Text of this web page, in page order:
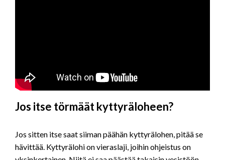
Jos itse törmäät kyttyräloheen?
Jos sitten itse saat siiman päähän kyttyrälohen, pitää se
hävittää. Kyttyrälohi on vieraslaji, joihin ohjeistus on